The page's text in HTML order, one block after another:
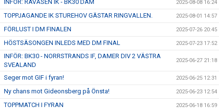
INFÖR: RÄVÅSEN IK - BK30 DAM 2025-08-08 16:24
TOPPJAGANDE IK STUREHOV GÄSTAR RINGVALLEN. 2025-08-01 14:57
FÖRLUST I DM FINALEN 2025-07-26 20:45
HÖSTSÄSONGEN INLEDS MED DM FINAL 2025-07-23 17:52
INFÖR: BK30 - NORRSTRANDS IF, DAMER DIV 2 VÄSTRA
SVEALAND
2025-06-27 21:18
Seger mot GIF i fyran! 2025-06-25 12:31
Ny chans mot Gideonsberg på Önsta! 2025-06-23 12:54
TOPPMATCH I FYRAN 2025-06-18 16:59